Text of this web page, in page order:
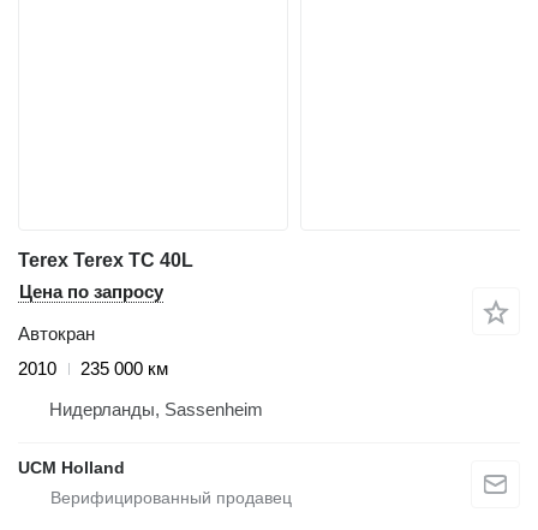
Terex Terex TC 40L
Цена по запросу
Автокран
2010
235 000 км
Нидерланды, Sassenheim
UCM Holland